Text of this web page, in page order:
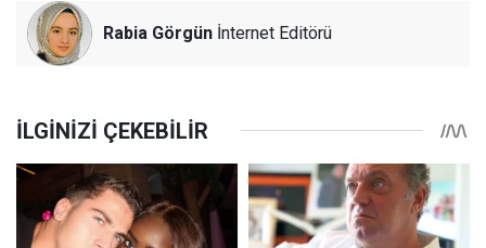
Rabia Görgün İnternet Editörü